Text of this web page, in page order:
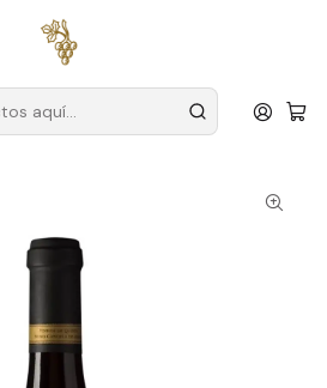
superiores a
Granja Fonte do Ouro
Dão Red Wine 75cl